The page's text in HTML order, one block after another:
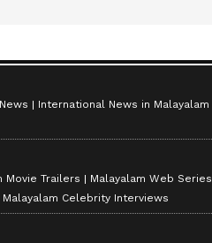
International News in Malayalam
Movie Trailers
Malayalam Web Series
Malayalam Celebrity Interviews